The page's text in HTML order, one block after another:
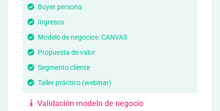
Buyer persona
Ingresos
Modelo de negocios: CANVAS
Propuesta de valor
Segmento cliente
Taller práctico (webinar)
Validación modelo de negocio